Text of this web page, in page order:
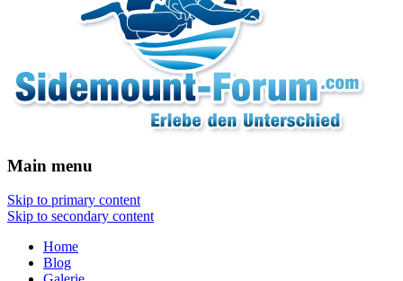
Main menu
Skip to primary content
Skip to secondary content
Home
Blog